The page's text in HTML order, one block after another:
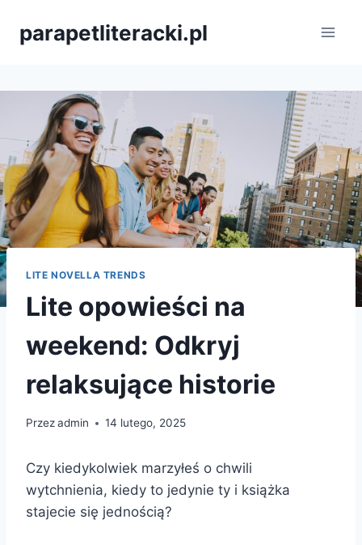
parapetliteracki.pl
LITE NOVELLA TRENDS
Lite opowieści na
weekend: Odkryj
relaksujące historie
Przezadmin 14 lutego, 2025
Czy kiedykolwiek marzyłeś o chwili
wytchnienia, kiedy to jedynie ty i książka
stajecie się jednością?